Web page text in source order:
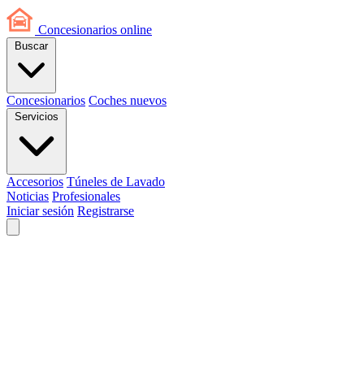
Concesionarios online
Buscar
Concesionarios Coches nuevos
Servicios
Accesorios Túneles de Lavado
Noticias Profesionales
Iniciar sesión Registrarse